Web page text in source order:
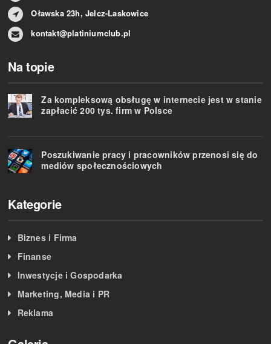
Oławska 23h, Jelcz-Laskowice
kontakt@platiniumclub.pl
Na topie
Za kompleksową obsługę w internecie jest w stanie
zapłacić 200 tys. firm w Polsce
Poszukiwanie pracy i pracowników przenosi się do
mediów społecznościowych
Kategorie
Biznes i Firma
Finanse
Inwestycje i Gospodarka
Marketing, Media i PR
Reklama